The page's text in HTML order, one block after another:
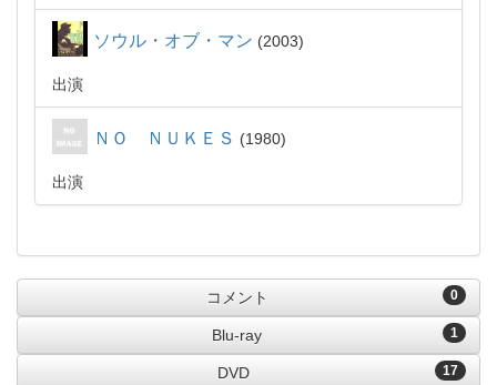
ソウル・オブ・マン 2003
出演
ＮＯ ＮＵＫＥＳ 1980
出演
0
コメント
1
Blu-ray
17
DVD